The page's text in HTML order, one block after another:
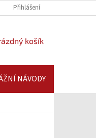
PLATBA A DOPRAVA |
Přihlášení
košík
NÁVODY